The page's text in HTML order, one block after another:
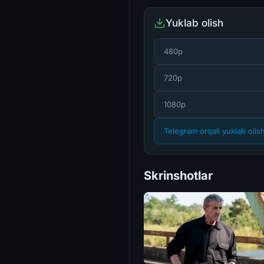
Yuklab olish
480p
720p
1080p
Telegram orqali yuklab
Skrinshotlar